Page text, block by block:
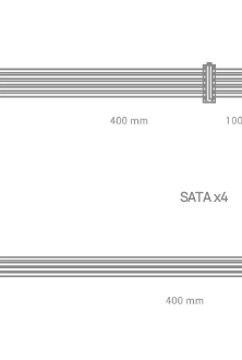
SATA x4